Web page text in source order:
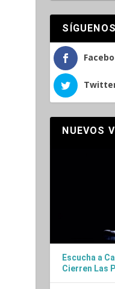
SÍGUENOS
NUEVOS
Escucha a
Cierren Las